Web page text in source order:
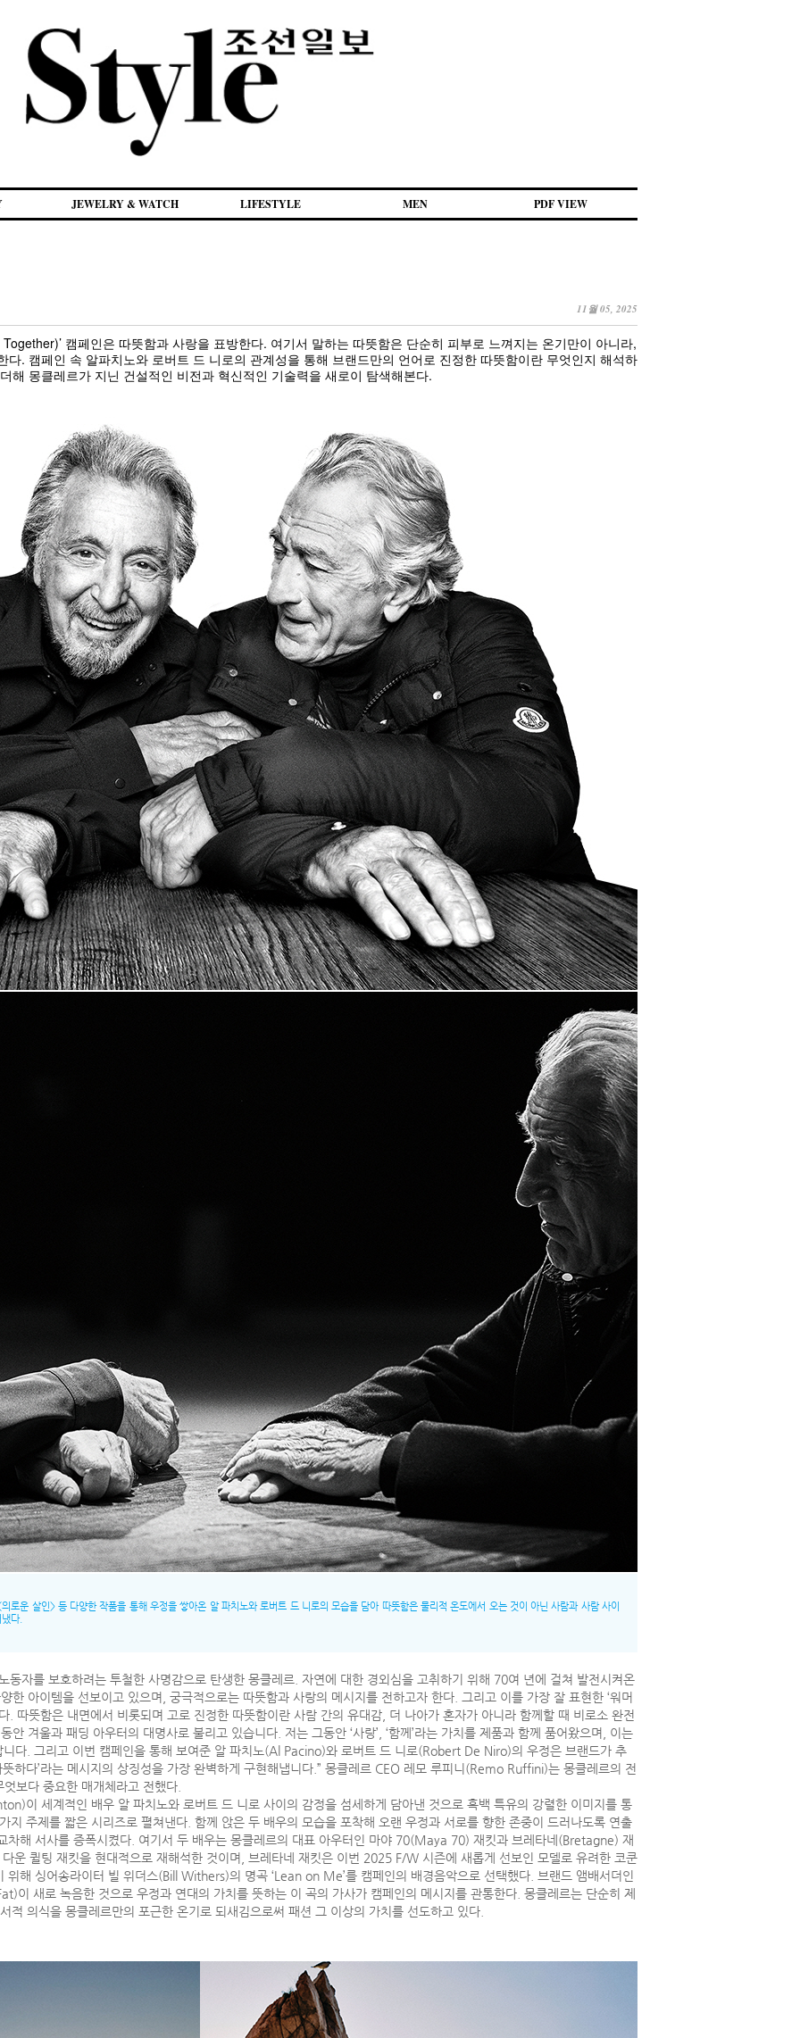
JEWELRY & WATCH LIFESTYLE MEN PDF VIEW
11월 05, 2025
캠페인은 따뜻함과 사랑을 표방한다. 여기서 말하는 따뜻함은 단순히 피부로 느껴지는 온기만이 아니라,
다. 캠페인 속 알파치노와 로버트 드 니로의 관계성을 통해 브랜드만의 언어로 진정한 따뜻함이란 무엇인지 해석하
해 몽클레르가 지닌 건설적인 비전과 혁신적인 기술력을 새로이 탐색해본다.
로운 살인> 등 다양한 작품을 통해 우정을 쌓아온 알 파치노와 로버트 드 니로의 모습을 담아 따뜻함은 물리적 온도에서 오는 것이 아닌 사람과 사람 사이
다.
동자를 보호하려는 투철한 사명감으로 탄생한 몽클레르. 자연에 대한 경외심을 고취하기 위해 70여 년에 걸쳐 발전시켜온
한 아이템을 선보이고 있으며, 궁극적으로는 따뜻함과 사랑의 메시지를 전하고자 한다. 그리고 이를 가장 잘 표현한 ‘워머
따뜻함은 내면에서 비롯되며 고로 진정한 따뜻함이란 사람 간의 유대감, 더 나아가 혼자가 아니라 함께할 때 비로소 완전
안 겨울과 패딩 아우터의 대명사로 불리고 있습니다. 저는 그동안 ‘사랑’, ‘함께’라는 가치를 제품과 함께 품어왔으며, 이는
다. 그리고 이번 캠페인을 통해 보여준 알 파치노(Al Pacino)와 로버트 드 니로(Robert De Niro)의 우정은 브랜드가 추
하다’라는 메시지의 상징성을 가장 완벽하게 구현해냅니다.” 몽클레르 CEO 레모 루피니(Remo Ruffini)는 몽클레르의 전
보다 중요한 매개체라고 전했다.
이 세계적인 배우 알 파치노와 로버트 드 니로 사이의 감정을 섬세하게 담아낸 것으로 흑백 특유의 강렬한 이미지를 통
지 주제를 짧은 시리즈로 펼쳐낸다. 함께 앉은 두 배우의 모습을 포착해 오랜 우정과 서로를 향한 존중이 드러나도록 연출
차해 서사를 증폭시켰다. 여기서 두 배우는 몽클레르의 대표 아우터인 마야 70(Maya 70) 재킷과 브레타네(Bretagne) 재
운 퀼팅 재킷을 현대적으로 재해석한 것이며, 브레타네 재킷은 이번 2025 F/W 시즌에 새롭게 선보인 모델로 유려한 코쿤
해 싱어송라이터 빌 위더스(Bill Withers)의 명곡 ‘Lean on Me’를 캠페인의 배경음악으로 선택했다. 브랜드 앰배서더인
이 새로 녹음한 것으로 우정과 연대의 가치를 뜻하는 이 곡의 가사가 캠페인의 메시지를 관통한다. 몽클레르는 단순히 제
적 의식을 몽클레르만의 포근한 온기로 되새김으로써 패션 그 이상의 가치를 선도하고 있다.